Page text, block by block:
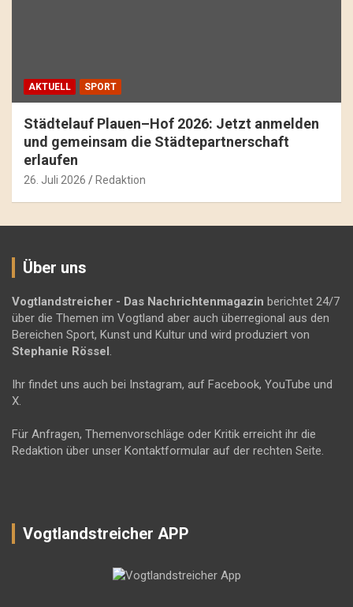
AKTUELL SPORT
Städtelauf Plauen–Hof 2026: Jetzt anmelden
und gemeinsam die Städtepartnerschaft
erlaufen
26. Juli 2026 Redaktion
Über uns
Vogtlandstreicher - Das Nachrichtenmagazin berichtet 24/7
über die Themen im Vogtland aber auch überregional aus den
Bereichen Sport, Kunst und Kultur und wird produziert von
Stephanie Rössel.
Ihr findet uns auch bei Instagram, auf Facebook, YouTube und
X.
Für Anfragen, Themenvorschläge oder Kritik erreicht ihr die
Redaktion über unser Kontaktformular auf der rechten Seite.
Vogtlandstreicher APP